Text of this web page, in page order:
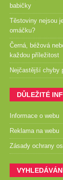
babičky
Těstoviny nejsou
omáčku?
Černá, béžová
každou příležitost
Nejčastější chyby
DŮLEŽITÉ
Informace o webu
Reklama na webu
Zásady ochrany